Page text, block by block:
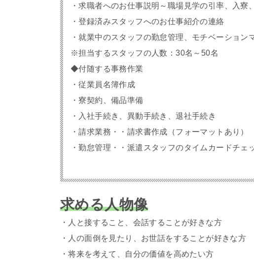
・求職者へのお仕事説明～職場見学の引率、入寮
・登録済みスタッフへのお仕事紹介の連絡
・就業中のスタッフの勤怠管理、モチベーション
※担当するスタッフの人数：30名～50名
◆付随する事務作業
・従業員名簿作成
・寮契約、備品準備
・入社手続き、異動手続き、退社手続き
・請求業務・・請求書作成（フォーマットあり）
・勤怠管理・・派遣スタッフのタイムカードチェ
求める人物像
・人と接すること、会話することが好きな方
・人の面倒を見たり、お世話をすることが好きな方
・将来を考えて、自分の価値を高めたい方